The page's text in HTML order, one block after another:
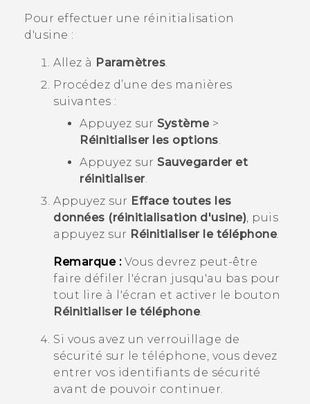
Pour effectuer une réinitialisation
d'usine :
Allez à Paramètres.
Procédez d’une des manières
suivantes :
Appuyez sur Système>
Réinitialiser les options.
Appuyez sur Sauvegarder et
réinitialiser.
Appuyez sur Efface toutes les
données (réinitialisation d'usine), puis
appuyez sur Réinitialiser le téléphone.
Remarque :Vous devrez peut-être
faire défiler l'écran jusqu'au bas pour
tout lire à l'écran et activer le bouton
Réinitialiser le téléphone.
Si vous avez un verrouillage de
sécurité sur le téléphone, vous devez
entrer vos identifiants de sécurité
avant de pouvoir continuer.